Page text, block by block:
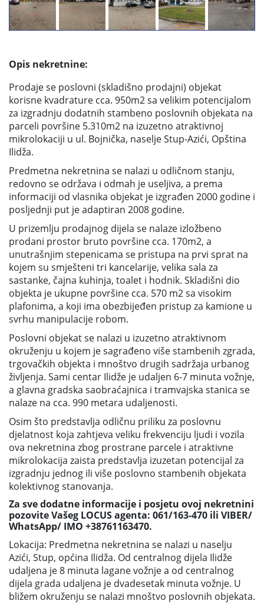
Opis nekretnine:
Prodaje se poslovni (skladišno prodajni) objekat
korisne kvadrature cca. 950m2 sa velikim potencijalom
za izgradnju dodatnih stambeno poslovnih objekata na
parceli površine 5.310m2 na izuzetno atraktivnoj
mikrolokaciji u ul. Bojnička, naselje Stup-Azići, Opština
Ilidža.
Predmetna nekretnina se nalazi u odličnom stanju,
redovno se održava i odmah je useljiva, a prema
informaciji od vlasnika objekat je izgrađen 2000 godine i
posljednji put je adaptiran 2008 godine.
U prizemlju prodajnog dijela se nalaze izložbeno
prodani prostor bruto površine cca. 170m2, a
unutrašnjim stepenicama se pristupa na prvi sprat na
kojem su smješteni tri kancelarije, velika sala za
sastanke, čajna kuhinja, toalet i hodnik. Skladišni dio
objekta je ukupne površine cca. 570 m2 sa visokim
plafonima, a koji ima obezbijeđen pristup za kamione u
svrhu manipulacije robom.
Poslovni objekat se nalazi u izuzetno atraktivnom
okruženju u kojem je sagrađeno više stambenih zgrada,
trgovačkih objekta i mnoštvo drugih sadržaja urbanog
življenja. Sami centar Ilidže je udaljen 6-7 minuta vožnje,
a glavna gradska saobraćajnica i tramvajska stanica se
nalaze na cca. 990 metara udaljenosti.
Osim što predstavlja odličnu priliku za poslovnu
djelatnost koja zahtjeva veliku frekvenciju ljudi i vozila
ova nekretnina zbog prostrane parcele i atraktivne
mikrolokacija zaista predstavlja izuzetan potencijal za
izgradnju jednog ili više poslovno stambenih objekata
kolektivnog stanovanja.
Za sve dodatne informacije i posjetu ovoj nekretnini
pozovite Vašeg LOCUS agenta: 061/163-470 ili VIBER/
WhatsApp/ IMO +38761163470.
Lokacija: Predmetna nekretnina se nalazi u naselju
Azići, Stup, općina Ilidža. Od centralnog dijela Ilidže
udaljena je 8 minuta lagane vožnje a od centralnog
dijela grada udaljena je dvadesetak minuta vožnje. U
bližem okruženju se nalazi mnoštvo poslovnih objekata.